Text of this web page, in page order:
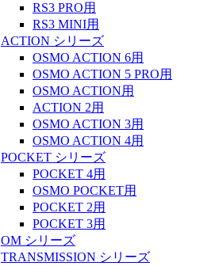
RS3 PRO用
RS3 MINI用
ACTION シリーズ
OSMO ACTION 6用
OSMO ACTION 5 PRO用
OSMO ACTION用
ACTION 2用
OSMO ACTION 3用
OSMO ACTION 4用
POCKET シリーズ
POCKET 4用
OSMO POCKET用
POCKET 2用
POCKET 3用
OM シリーズ
TRANSMISSION シリーズ